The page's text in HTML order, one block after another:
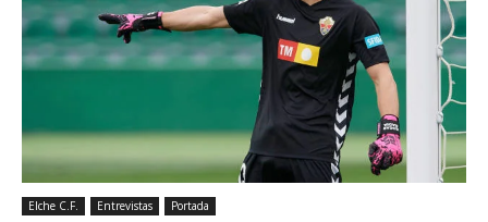
Elche C.F. Entrevistas Portada